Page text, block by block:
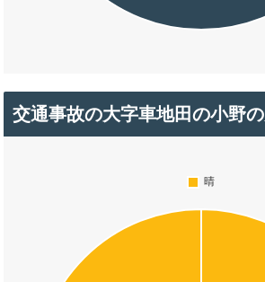
交通事故の大字車地田の小野